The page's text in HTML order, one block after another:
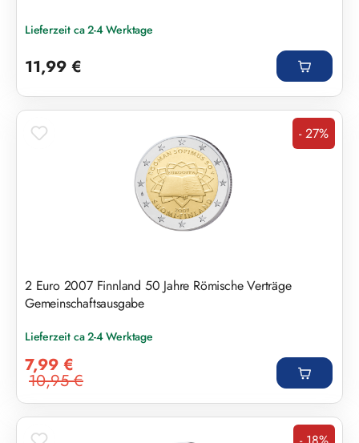
Lieferzeit ca 2-4 Werktage
11,99 €
Rabatt
- 27%
2 Euro 2007 Finnland 50 Jahre Römische Verträge
Gemeinschaftsausgabe
Lieferzeit ca 2-4 Werktage
7,99 €
Regulärer Preis:
10,95 €